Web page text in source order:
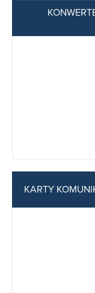
KARTY